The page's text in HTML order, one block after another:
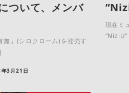
ついて、メンバ
」(シロクローム)を発売す
3月21日
現在ミ